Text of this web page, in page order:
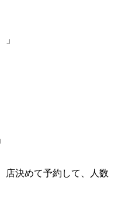
店決めて予約して、人数